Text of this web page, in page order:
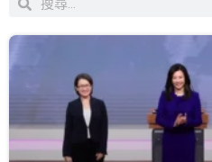
綠盟倡議
廢除核電
淨零轉型